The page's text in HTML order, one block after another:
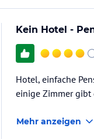
Kein Hotel -
Hotel, einfache
einige Zimmer gibt
Mehr anzeigen